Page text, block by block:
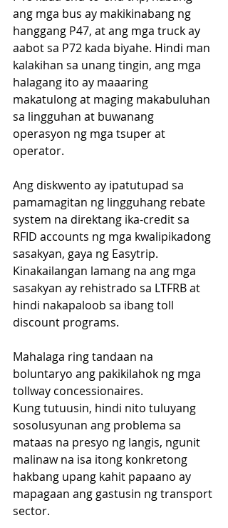
ang mga bus ay makikinabang ng
hanggang P47, at ang mga truck ay
aabot sa P72 kada biyahe. Hindi man
kalakihan sa unang tingin, ang mga
halagang ito ay maaaring
makatulong at maging makabuluhan
sa lingguhan at buwanang
operasyon ng mga tsuper at
operator.
Ang diskwento ay ipatutupad sa
pamamagitan ng lingguhang rebate
system na direktang ika-credit sa
RFID accounts ng mga kwalipikadong
sasakyan, gaya ng Easytrip.
Kinakailangan lamang na ang mga
sasakyan ay rehistrado sa LTFRB at
hindi nakapaloob sa ibang toll
discount programs.
Mahalaga ring tandaan na
boluntaryo ang pakikilahok ng mga
tollway concessionaires.
Kung tutuusin, hindi nito tuluyang
sosolusyunan ang problema sa
mataas na presyo ng langis, ngunit
malinaw na isa itong konkretong
hakbang upang kahit papaano ay
mapagaan ang gastusin ng transport
sector.